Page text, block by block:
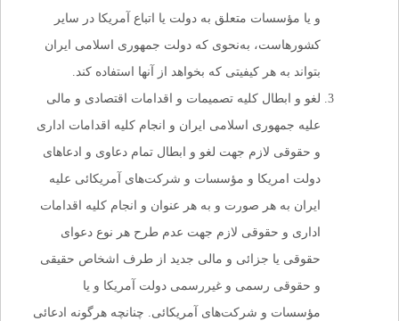
و یا مؤسسات متعلق به دولت یا اتباع آمریکا در سایر
کشورهاست، به‌نحوی که دولت جمهوری ‌اسلامی ایران
بتواند به هر کیفیتی که بخواهد از آنها استفاده کند.
لغو و ابطال کلیه تصمیمات و اقدامات اقتصادی و مالی
علیه جمهوری ‌اسلامی ایران و انجام کلیه اقدامات اداری
و حقوقی لازم جهت لغو و ابطال تمام دعاوی و ادعاهای
دولت امریکا و مؤسسات و شرکت‌های آمریکائی علیه
ایران به هر صورت و به هر عنوان و انجام کلیه اقدامات
اداری و حقوقی لازم جهت عدم طرح هر نوع دعوای
حقوقی یا جزائی و مالی جدید از طرف اشخاص حقیقی
و حقوقی رسمی و غیررسمی دولت آمریکا و یا
مؤسسات و شرکت‌های آمریکائی. چنانچه هرگونه ادعائی